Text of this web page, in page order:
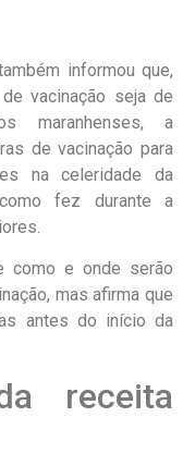
informou que,
vacinação seja de
maranhenses, a
de vacinação para
na celeridade da
fez durante a
como e onde serão
mas afirma que
antes do início da
receita